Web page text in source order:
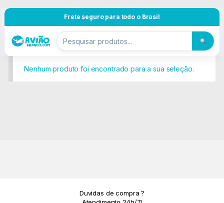
Frete seguro para todo o Brasil
Nenhum produto foi encontrado para a sua seleção.
Duvidas de compra ?